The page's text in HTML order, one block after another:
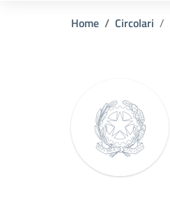
Home Circolari